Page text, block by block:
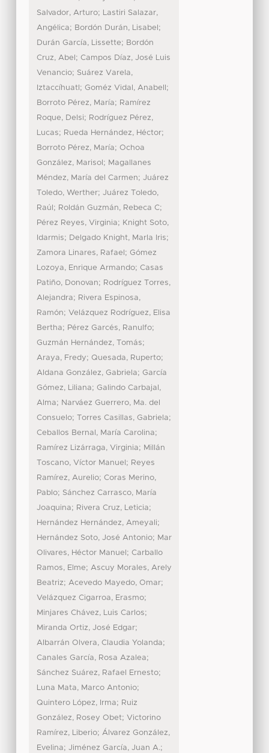
Salvador, Arturo; Lastiri Salazar,
Angélica; Bordón Durán, Lisabel ;
Durán García, Lissette; Bordón
Cruz, Abel ; Campos Díaz, José Luis
Venancio; Suárez Varela,
Iztaccíhuatl ; Goméz Vidal, Anabell ;
Borroto Pérez, María; Ramírez
Roque, Delsi; Rodríguez Pérez,
Lucas; Rueda Hernández, Héctor;
Borroto Pérez, María; Ochoa
González, Marisol ; Magallanes
Méndez, María del Carmen; Juárez
Toledo, Werther; Juárez Toledo,
Raúl ; Roldán Guzmán, Rebeca C;
Pérez Reyes, Virginia; Knight Soto,
Idarmis; Delgado Knight, Marla Iris;
Zamora Linares, Rafael ; Gómez
Lozoya, Enrique Armando; Casas
Patiño, Donovan; Rodríguez Torres,
Alejandra; Rivera Espinosa,
Ramón; Velázquez Rodríguez, Elisa
Bertha; Pérez Garcés, Ranulfo;
Guzmán Hernández, Tomás;
Araya, Fredy; Quesada, Ruperto;
Aldana González, Gabriela; García
Gómez, Liliana; Galindo Carbajal,
Alma; Narváez Guerrero, Ma. del
Consuelo; Torres Casillas, Gabriela;
Ceballos Bernal, María Carolina;
Ramírez Lizárraga, Virginia; Millán
Toscano, Víctor Manuel ; Reyes
Ramírez, Aurelio; Coras Merino,
Pablo; Sánchez Carrasco, María
Joaquina; Rivera Cruz, Leticia;
Hernández Hernández, Ameyali;
Hernández Soto, José Antonio; Mar
Olivares, Héctor Manuel ; Carballo
Ramos, Elme; Ascuy Morales, Arely
Beatriz; Acevedo Mayedo, Omar;
Velázquez Cigarroa, Erasmo;
Minjares Chávez, Luis Carlos;
Miranda Ortiz, José Edgar;
Albarrán Olvera, Claudia Yolanda;
Canales García, Rosa Azalea;
Sánchez Suárez, Rafael Ernesto;
Luna Mata, Marco Antonio;
Quintero López, Irma; Ruiz
González, Rosey Obet; Victorino
Ramírez, Liberio; Álvarez González,
Evelina; Jiménez García, Juan A.;